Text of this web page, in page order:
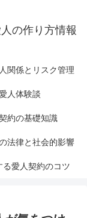
の作り方情報
関係とリスク管理
人体験談
約の基礎知識
法律と社会的影響
る愛人契約のコツ